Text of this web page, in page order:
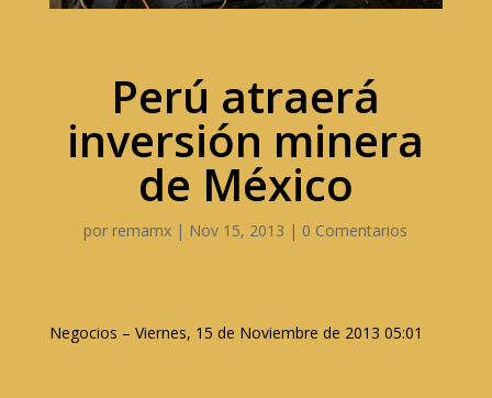
Perú atraerá
inversión minera
de México
por remamx | Nov 15, 2013 | 0 Comentarios
Negocios – Viernes, 15 de Noviembre de 2013 05:01